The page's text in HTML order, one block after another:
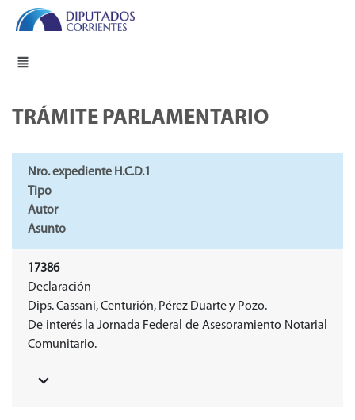
TRÁMITE PARLAMENTARIO
Nro. expediente H.C.D.1
Tipo
Autor
Asunto
17386
Declaración
Dips. Cassani, Centurión, Pérez Duarte y Pozo.
De interés la Jornada Federal de Asesoramiento Notarial
Comunitario.